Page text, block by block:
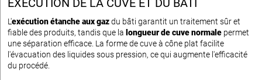
EXÉCUTION DE LA CUVE ET DU BÂTI
L'exécution étanche aux gazdu bâti garantit un traitement sûr et
fiable des produits, tandis que la longueur de cuve normale permet
une séparation efficace. La forme de cuve à cône plat facilite
l'évacuation des liquides sous pression, ce qui augmente l'efficacité
du procédé.